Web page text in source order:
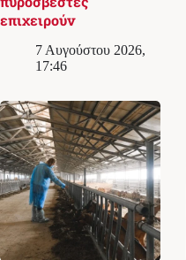
επιχειρούν
7 Αυγούστου 2026,
17:46